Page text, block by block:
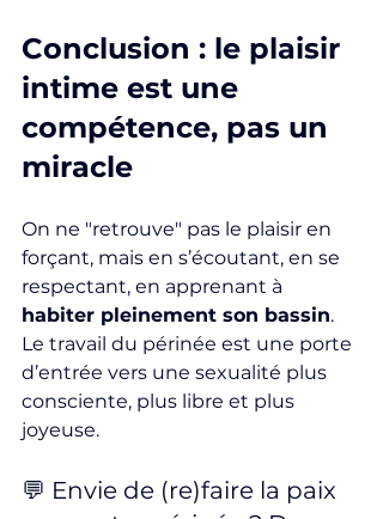
Conclusion : le plaisir
intime est une
compétence, pas un
miracle
On ne "retrouve" pas le plaisir en
forçant, mais en s’écoutant, en se
respectant, en apprenant à
habiter pleinement son bassin.
Le travail du périnée est une porte
d’entrée vers une sexualité plus
consciente, plus libre et plus
joyeuse.
💬 Envie de (re)faire la paix